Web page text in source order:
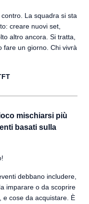
La squadra si sta
creare nuovi set,
altro ancora. Si tratta,
fare un giorno. Chi vivrà
mischiarsi più
basati sulla
debbano includere,
imparare o da scoprire
e cose da acquistare. È